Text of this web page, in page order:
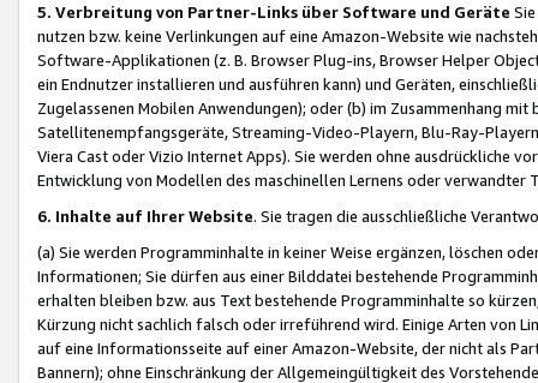
5. Verbreitung von Partner-Links über Software und Geräte
nutzen bzw. keine Verlinkungen auf eine Amazon-Website wie
Software-Applikationen (z. B. Browser Plug-ins, Browser Helper
ein Endnutzer installieren und ausführen kann) und Geräten,
Zugelassenen Mobilen Anwendungen); oder (b) im Zusammenhang
Satellitenempfangsgeräte, Streaming-Video-Playern, Blu-Ray-
Viera Cast oder Vizio Internet Apps). Sie werden ohne ausdrückliche
Entwicklung von Modellen des maschinellen Lernens oder
6. Inhalte auf Ihrer Website. Sie tragen die ausschließliche
(a) Sie werden Programminhalte in keiner Weise ergänzen, löschen
Informationen; Sie dürfen aus einer Bilddatei bestehende
erhalten bleiben bzw. aus Text bestehende Programminhalte so
Kürzung nicht sachlich falsch oder irreführend wird. Einige Arten von
auf eine Informationsseite auf einer Amazon-Website, der nicht als
Bannern); ohne Einschränkung der Allgemeingültigkeit des